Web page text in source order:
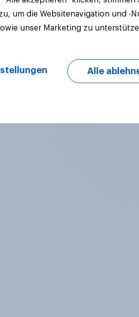
zu, um die Websitenavigation und -
unser Marketing zu
Alle